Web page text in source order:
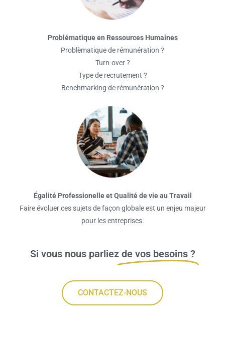
Problématique en Ressources Humaines
Problèmatique de rémunération ?
Turn-over ?
Type de recrutement ?
Benchmarking de rémunération ?
Égalité Professionelle et Qualité de vie au Travail
Faire évoluer ces sujets de façon globale est un enjeu majeur
pour les entreprises.
Si vous nous parliez de vos besoins ?
CONTACTEZ-NOUS